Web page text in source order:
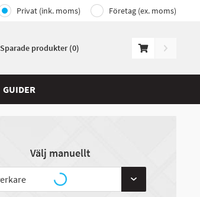
Privat (ink. moms) Företag (ex. moms)
Sparade produkter (0)
GUIDER
Välj manuellt